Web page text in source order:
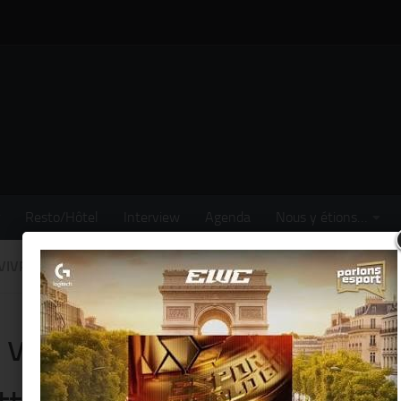
Resto/Hôtel Interview Agenda Nous y étions…
/ BUSINESS / SORTIR / SPORT / VOYAGE
vélos « JUMP » by Uber se